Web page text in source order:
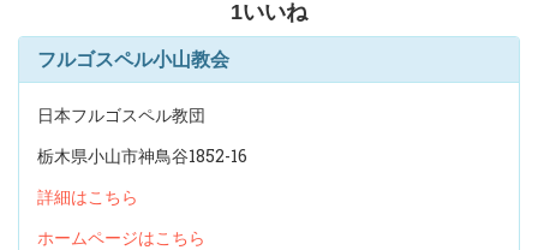
1いいね
フルゴスペル小山教会
日本フルゴスペル教団
栃木県小山市神鳥谷1852-16
詳細はこちら
ホームページはこちら